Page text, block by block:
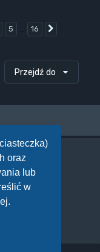
oraz
lub
w
5 … 16
Przejdź do